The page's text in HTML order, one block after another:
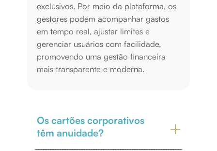
exclusivos. Por meio da plataforma, os
gestores podem acompanhar gastos
em tempo real, ajustar limites e
gerenciar usuários com facilidade,
promovendo uma gestão financeira
mais transparente e moderna.
Os cartões corporativos
têm anuidade?